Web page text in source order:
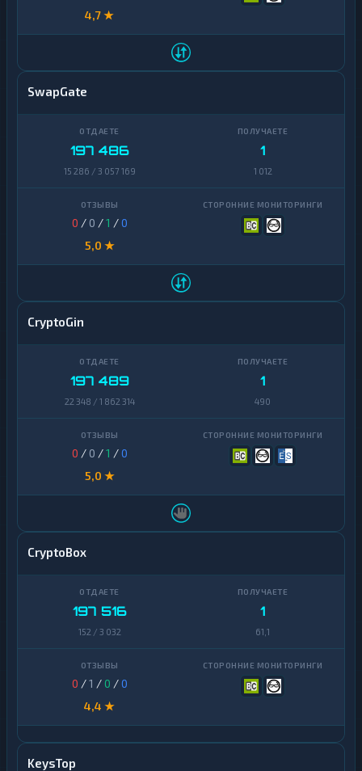
4,7 ★
SwapGate
197 486
15 286 / 3 057 169
1
1 012
0 / 0 /1 /0
5,0 ★
CryptoGin
197 489
22 348 / 1 862 314
1
490
0 / 0 /1 /0
5,0 ★
CryptoBox
197 516
152 / 3 032
1
61,1
0 /1 /0 /0
4,4 ★
KeysTop